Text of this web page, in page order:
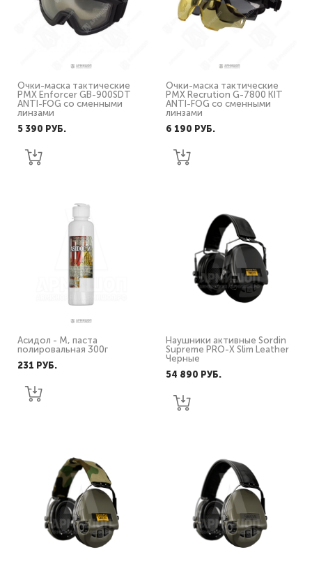
Очки-маска тактические
PMX Enforcer GB-900SDT
ANTI-FOG со сменными
линзами
5 390 PУБ.
Очки-маска тактические
PMX Recrution G-7800 KIT
ANTI-FOG со сменными
линзами
6 190 PУБ.
Асидол - М, паста
полировальная 300г
231 PУБ.
Наушники активные Sordin
Supreme PRO-X Slim Leather
Черные
54 890 PУБ.